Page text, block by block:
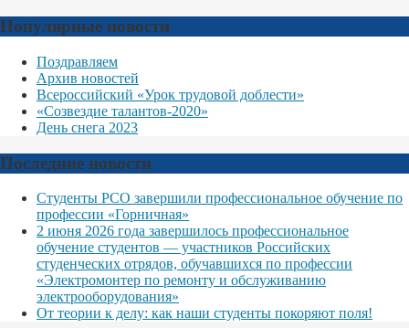
Популярные новости
Поздравляем
Архив новостей
Всероссийский «Урок трудовой доблести»
«Созвездие талантов-2020»
День снега 2023
Последние новости
Студенты РСО завершили профессиональное обучение по
профессии «Горничная»
2 июня 2026 года завершилось профессиональное
обучение студентов — участников Российских
студенческих отрядов, обучавшихся по профессии
«Электромонтер по ремонту и обслуживанию
электрооборудования»
От теории к делу: как наши студенты покоряют поля!